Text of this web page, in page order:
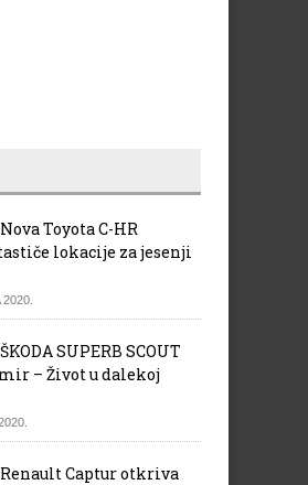
Toyota C-HR
lokacije za jesenji
SUPERB SCOUT
– Život u dalekoj
Renault Captur otkriva